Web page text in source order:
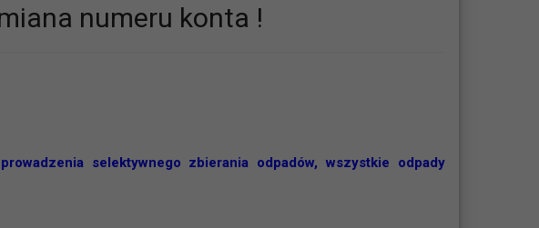
numeru konta !
selektywnego zbierania odpadów, wszystkie odpady